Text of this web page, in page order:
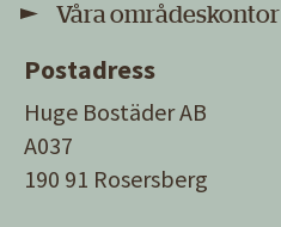
Våra områdeskontor
Postadress
Huge Bostäder AB
A037
190 91 Rosersberg